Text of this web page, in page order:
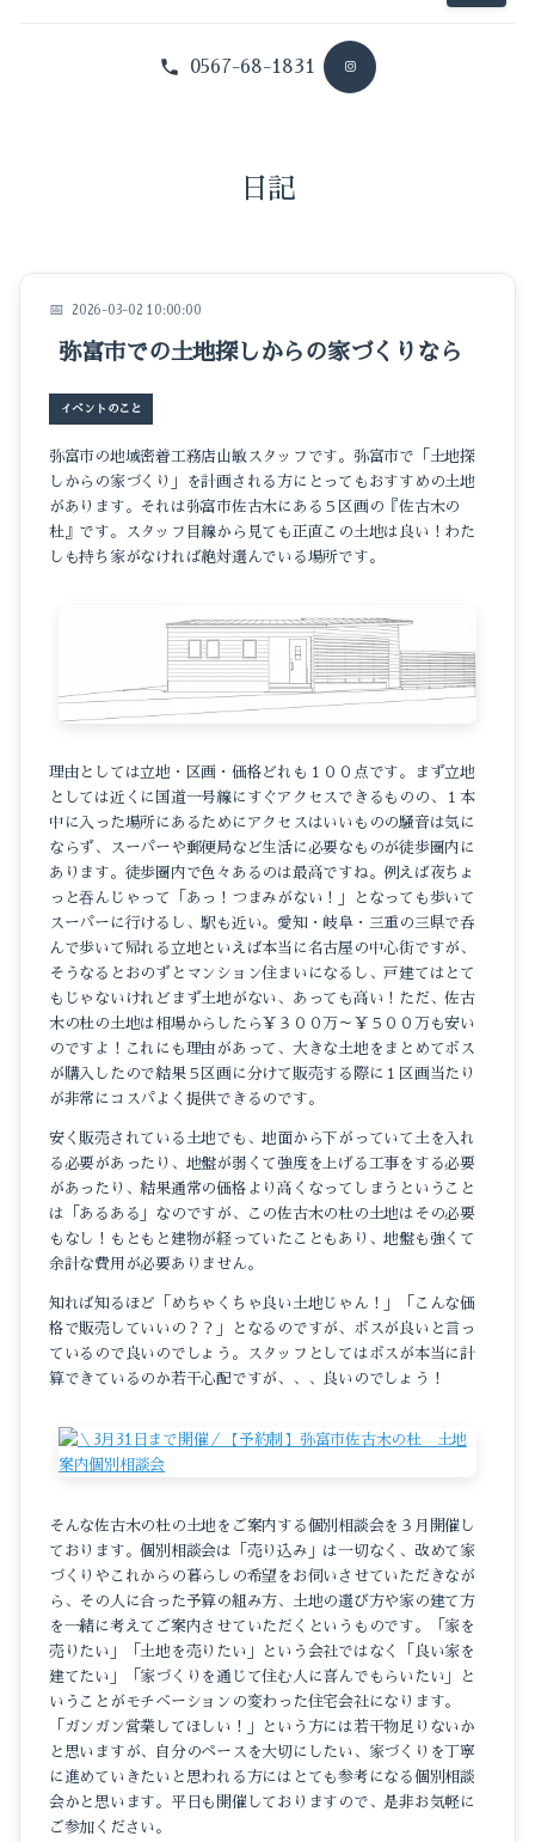
0567-68-1831
山敏のこと
暮らしのこと
日記
2026-03-02 10:00:00
弥富市での土地探しからの家づくりなら
イベントのこと
弥富市の地域密着工務店山敏スタッフです。弥富市で「土地探
しからの家づくり」を計画される方にとってもおすすめの土地
があります。それは弥富市佐古木にある５区画の『佐古木の
杜』です。スタッフ目線から見ても正直この土地は良い！わた
しも持ち家がなければ絶対選んでいる場所です。
理由としては立地・区画・価格どれも１００点です。まず立地
としては近くに国道一号線にすぐアクセスできるものの、１本
中に入った場所にあるためにアクセスはいいものの騒音は気に
ならず、スーパーや郵便局など生活に必要なものが徒歩圏内に
あります。徒歩圏内で色々あるのは最高ですね。例えば夜ちょ
っと吞んじゃって「あっ！つまみがない！」となっても歩いて
スーパーに行けるし、駅も近い。愛知・岐阜・三重の三県で呑
んで歩いて帰れる立地といえば本当に名古屋の中心街ですが、
そうなるとおのずとマンション住まいになるし、戸建てはとて
もじゃないけれどまず土地がない、あっても高い！ただ、佐古
木の杜の土地は相場からしたら￥３００万～￥５００万も安い
のですよ！これにも理由があって、大きな土地をまとめてボス
が購入したので結果５区画に分けて販売する際に１区画当たり
が非常にコスパよく提供できるのです。
安く販売されている土地でも、地面から下がっていて土を入れ
る必要があったり、地盤が弱くて強度を上げる工事をする必要
があったり、結果通常の価格より高くなってしまうということ
は「あるある」なのですが、この佐古木の杜の土地はその必要
もなし！もともと建物が経っていたこともあり、地盤も強くて
余計な費用が必要ありません。
知れば知るほど「めちゃくちゃ良い土地じゃん！」「こんな価
格で販売していいの？？」となるのですが、ボスが良いと言っ
ているので良いのでしょう。スタッフとしてはボスが本当に計
算できているのか若干心配ですが、、、良いのでしょう！
そんな佐古木の杜の土地をご案内する個別相談会を３月開催し
ております。個別相談会は「売り込み」は一切なく、改めて家
づくりやこれからの暮らしの希望をお伺いさせていただきなが
ら、その人に合った予算の組み方、土地の選び方や家の建て方
を一緒に考えてご案内させていただくというものです。「家を
売りたい」「土地を売りたい」という会社ではなく「良い家を
建てたい」「家づくりを通じて住む人に喜んでもらいたい」と
いうことがモチベーションの変わった住宅会社になります。
「ガンガン営業してほしい！」という方には若干物足りないか
と思いますが、自分のペースを大切にしたい、家づくりを丁寧
に進めていきたいと思われる方にはとても参考になる個別相談
会かと思います。平日も開催しておりますので、是非お気軽に
ご参加ください。